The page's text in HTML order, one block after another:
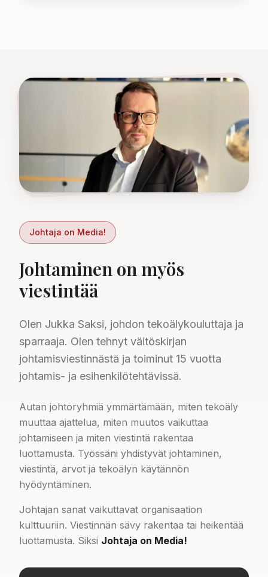
Johtaja on Media!
Johtaminen on myös
viestintää
Olen Jukka Saksi, johdon tekoälykouluttaja ja
sparraaja. Olen tehnyt väitöskirjan
johtamisviestinnästä ja toiminut 15 vuotta
johtamis- ja esihenkilötehtävissä.
Autan johtoryhmiä ymmärtämään, miten tekoäly
muuttaa ajattelua, miten muutos vaikuttaa
johtamiseen ja miten viestintä rakentaa
luottamusta. Työssäni yhdistyvät johtaminen,
viestintä, arvot ja tekoälyn käytännön
hyödyntäminen.
Johtajan sanat vaikuttavat organisaation
kulttuuriin. Viestinnän sävy rakentaa tai heikentää
luottamusta. Siksi Johtaja on Media!